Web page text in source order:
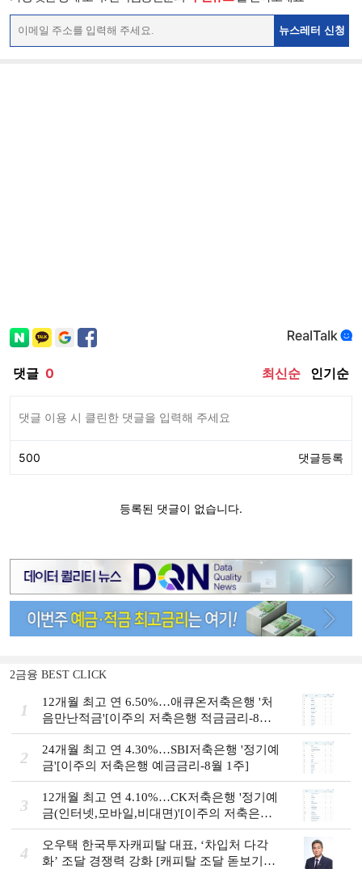
뉴스레터 신청
2금융 BEST CLICK
1
12개월 최고 연 6.50%…애큐온저축은행 '처
음만난적금'[이주의 저축은행 적금금리-8월
1주]
2
24개월 최고 연 4.30%…SBI저축은행 '정기예
금'[이주의 저축은행 예금금리-8월 1주]
3
12개월 최고 연 4.10%…CK저축은행 '정기예
금(인터넷,모바일,비대면)'[이주의 저축은행
예금금리-8월 1주]
4
오우택 한국투자캐피탈 대표, ‘차입처 다각
화ʼ 조달 경쟁력 강화 [캐피탈 조달 돋보기